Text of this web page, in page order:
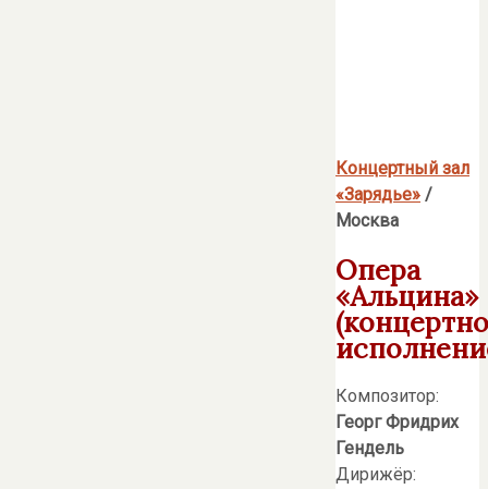
Концертный зал
«Зарядье» /
Москва
Опера
«Альцина»
Композитор:
Георг Фридрих
Гендель
Дирижёр: